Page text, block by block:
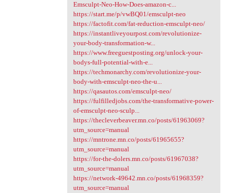
Emsculpt-Neo-How-Does-amazon-c...
https://start.me/p/vwBQ01/emsculpt-neo
https://factofit.com/fat-reduction-emsculpt-neo/
https://instantliveyourpost.com/revolutionize-
your-body-transformation-w...
https://www.freeguestposting.org/unlock-your-
bodys-full-potential-with-e...
https://techmonarchy.com/revolutionize-your-
body-with-emsculpt-neo-the-u...
https://qasautos.com/emsculpt-neo/
https://fulfilledjobs.com/the-transformative-power-
of-emsculpt-neo-sculp...
https://thecleverbeaver.mn.co/posts/61963069?
utm_source=manual
https://mntrone.mn.co/posts/61965655?
utm_source=manual
https://for-the-dolers.mn.co/posts/61967038?
utm_source=manual
https://network-49642.mn.co/posts/61968359?
utm_source=manual